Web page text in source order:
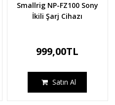
Smallrig NP-FZ100 Sony
İkili Şarj Cihazı
999,00TL
Satın Al